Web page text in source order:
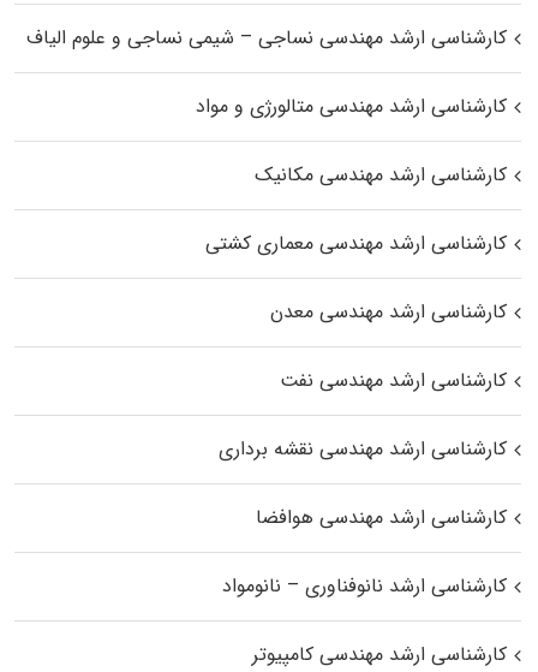
کارشناسی ارشد مهندسی نساجی – شیمی نساجی و علوم الیاف
کارشناسی ارشد مهندسی متالورژی و مواد
کارشناسی ارشد مهندسی مکانیک
کارشناسی ارشد مهندسی معماری کشتی
کارشناسی ارشد مهندسی معدن
کارشناسی ارشد مهندسی نفت
کارشناسی ارشد مهندسی نقشه برداری
کارشناسی ارشد مهندسی هوافضا
کارشناسی ارشد نانوفناوری – نانومواد
کارشناسی ارشد مهندسی کامپیوتر